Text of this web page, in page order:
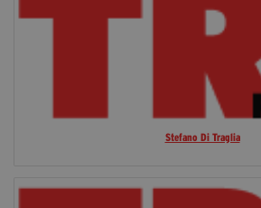
Stefano Di Traglia